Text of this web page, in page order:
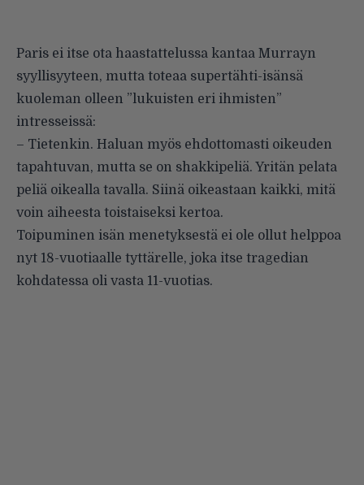
Paris ei itse ota haastattelussa kantaa Murrayn
syyllisyyteen, mutta toteaa supertähti-isänsä
kuoleman olleen ”lukuisten eri ihmisten”
intresseissä:
– Tietenkin. Haluan myös ehdottomasti oikeuden
tapahtuvan, mutta se on shakkipeliä. Yritän pelata
peliä oikealla tavalla. Siinä oikeastaan kaikki, mitä
voin aiheesta toistaiseksi kertoa.
Toipuminen isän menetyksestä ei ole ollut helppoa
nyt 18-vuotiaalle tyttärelle, joka itse tragedian
kohdatessa oli vasta 11-vuotias.